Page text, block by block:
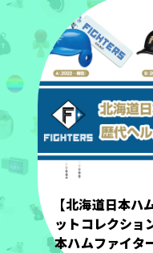
【北海道日本
ットコレクショ
本ハムファイタ